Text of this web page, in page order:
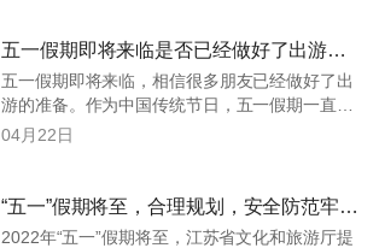
五一假期即将来临是否已经做好了出游的
准备？
五一假期即将来临，相信很多朋友已经做好了出
游的准备。作为中国传统节日，五一假期一直都
是人们出游的
04月22日
“五一”假期将至，合理规划，安全防范牢记
心中
2022年“五一”假期将至，江苏省文化和旅游厅提